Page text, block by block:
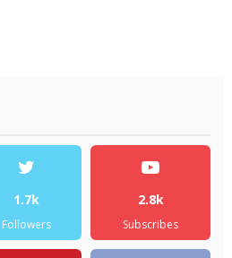
1.7k
Followers
2.8k
Subscribes